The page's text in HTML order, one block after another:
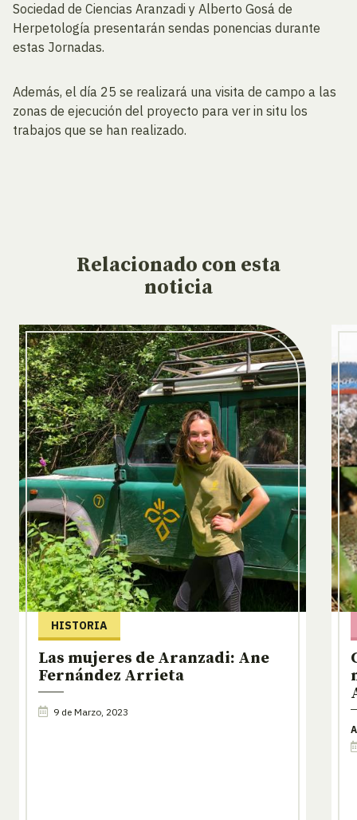
Sociedad de Ciencias Aranzadi y Alberto Gosá de
Herpetología presentarán sendas ponencias durante
estas Jornadas.
Además, el día 25 se realizará una visita de campo a las
zonas de ejecución del proyecto para ver in situ los
trabajos que se han realizado.
Relacionado con esta
noticia
HISTORIA
Las mujeres de Aranzadi: Ane
Fernández Arrieta
9 de Marzo, 2023